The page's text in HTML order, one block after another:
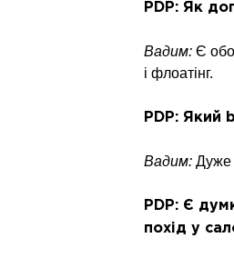
PDP: Як
Вадим: Є
і флоатінг.
PDP: Який
Вадим: Дуже
PDP: Є
похід у